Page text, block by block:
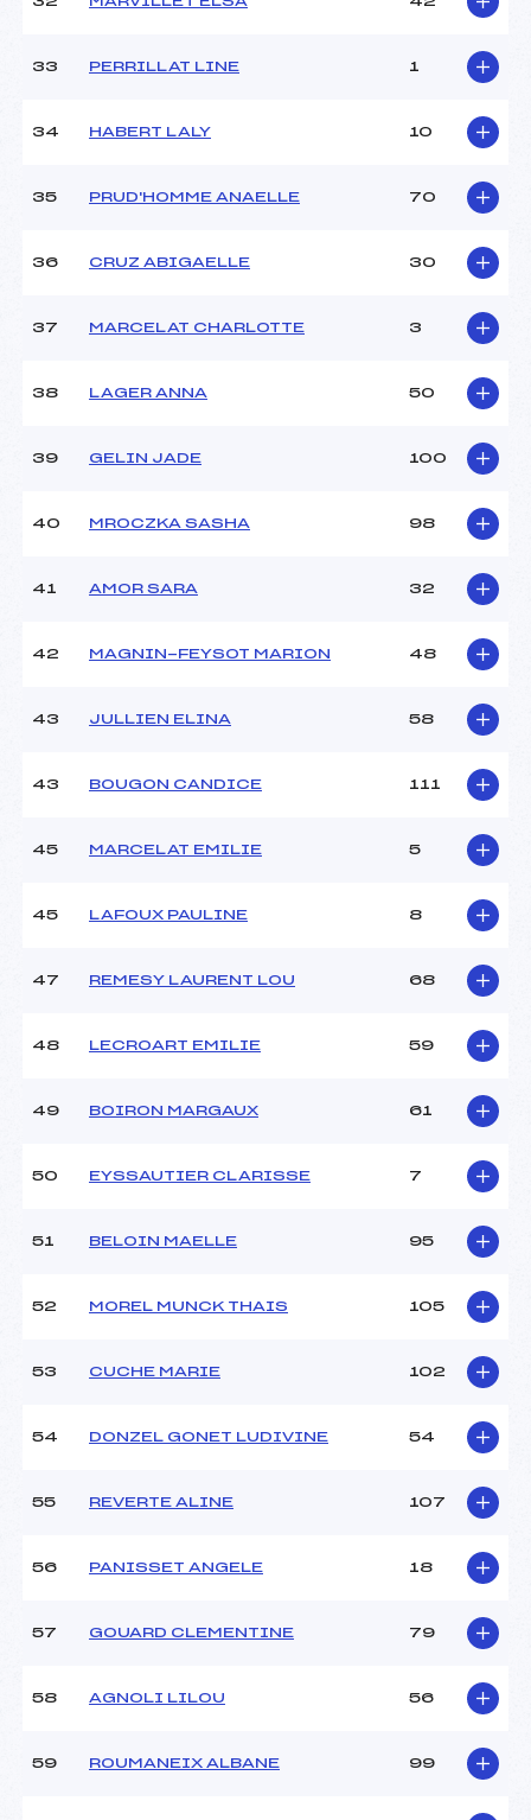
33 PERRILLAT LINE 1
34 HABERT LALY 10
35 PRUD'HOMME ANAELLE 70
36 CRUZ ABIGAELLE 30
37 MARCELAT CHARLOTTE 3
38 LAGER ANNA 50
39 GELIN JADE 100
40 MROCZKA SASHA 98
41 AMOR SARA 32
42 MAGNIN-FEYSOT MARION 48
43 JULLIEN ELINA 58
43 BOUGON CANDICE 111
45 MARCELAT EMILIE 5
45 LAFOUX PAULINE 8
47 REMESY LAURENT LOU 68
48 LECROART EMILIE 59
49 BOIRON MARGAUX 61
50 EYSSAUTIER CLARISSE 7
51 BELOIN MAELLE 95
52 MOREL MUNCK THAIS 105
53 CUCHE MARIE 102
54 DONZEL GONET LUDIVINE 54
55 REVERTE ALINE 107
56 PANISSET ANGELE 18
57 GOUARD CLEMENTINE 79
58 AGNOLI LILOU 56
59 ROUMANEIX ALBANE 99